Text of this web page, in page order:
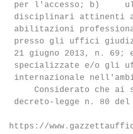
per l'accesso; b)
disciplinari attinenti
abilitazioni
presso gli uffici
21 giugno 2013, n.
specializzate e/o gli
internazionale
Considerato che ai
decreto-legge n. 80
https://